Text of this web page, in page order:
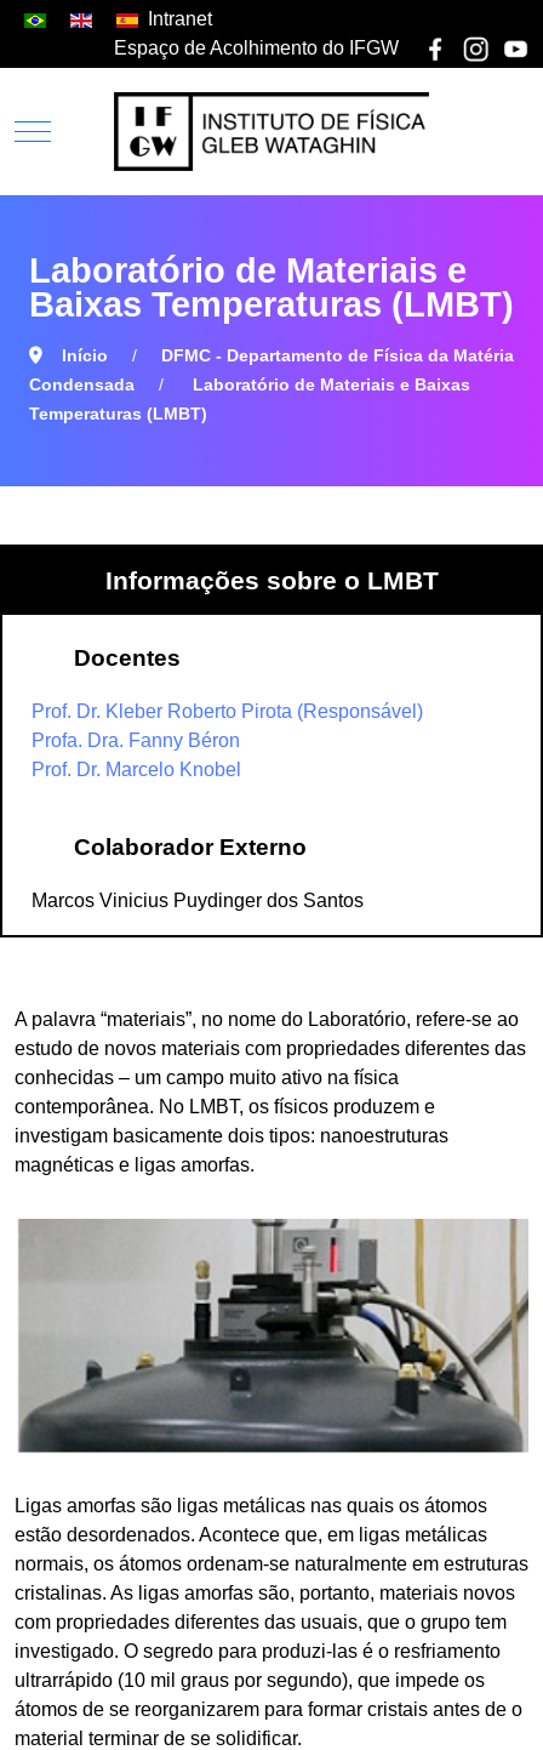
Intranet
Espaço de Acolhimento do IFGW
Laboratório de Materiais e
Baixas Temperaturas (LMBT)
Início
DFMC - Departamento de Física da Matéria
Condensada
Laboratório de Materiais e Baixas
Temperaturas (LMBT)
Informações sobre o LMBT
Docentes
Prof. Dr. Kleber Roberto Pirota (Responsável)
Profa. Dra. Fanny Béron
Prof. Dr. Marcelo Knobel
Colaborador Externo
Marcos Vinicius Puydinger dos Santos
A palavra “materiais”, no nome do Laboratório, refere-se ao
estudo de novos materiais com propriedades diferentes das
conhecidas – um campo muito ativo na física
contemporânea. No LMBT, os físicos produzem e
investigam basicamente dois tipos: nanoestruturas
magnéticas e ligas amorfas.
Ligas amorfas são ligas metálicas nas quais os átomos
estão desordenados. Acontece que, em ligas metálicas
normais, os átomos ordenam-se naturalmente em estruturas
cristalinas. As ligas amorfas são, portanto, materiais novos
com propriedades diferentes das usuais, que o grupo tem
investigado. O segredo para produzi-las é o resfriamento
ultrarrápido (10 mil graus por segundo), que impede os
átomos de se reorganizarem para formar cristais antes de o
material terminar de se solidificar.